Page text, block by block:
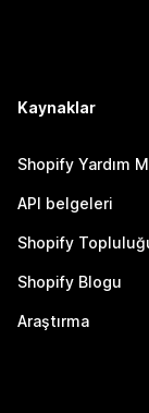
Kaynaklar
Shopify Yardım
API belgeleri
Shopify
Shopify Blogu
Araştırma